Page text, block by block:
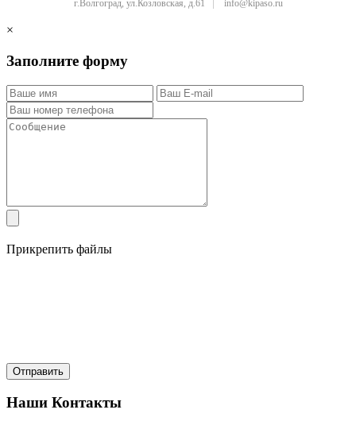
г.Волгоград, ул.Козловская, д.61
info@kipaso.ru
×
Заполните форму
Прикрепить файлы
Наши Контакты